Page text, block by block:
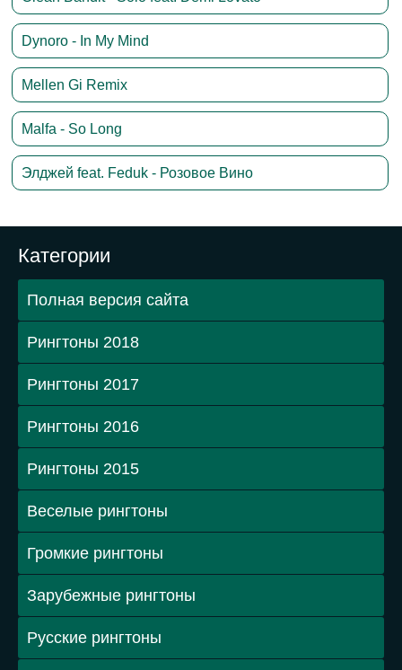
Dynoro - In My Mind
Mellen Gi Remix
Malfa - So Long
Элджей feat. Feduk - Розовое Вино
Категории
Полная версия сайта
Рингтоны 2018
Рингтоны 2017
Рингтоны 2016
Рингтоны 2015
Веселые рингтоны
Громкие рингтоны
Зарубежные рингтоны
Русские рингтоны